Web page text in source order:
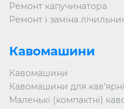
Ремонт капучинатора
Ремонт і заміна
Кавомашини
Кавомашини
Кавомашини для кав’ярні
Маленькі (компактні)